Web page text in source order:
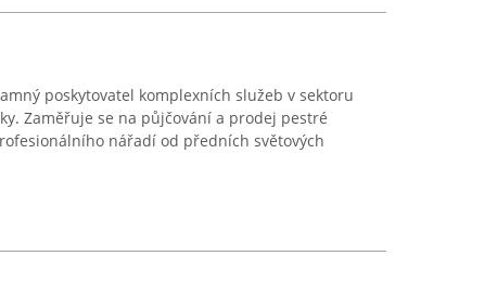
poskytovatel komplexních služeb v sektoru
Zaměřuje se na půjčování a prodej pestré
nářadí od předních světových